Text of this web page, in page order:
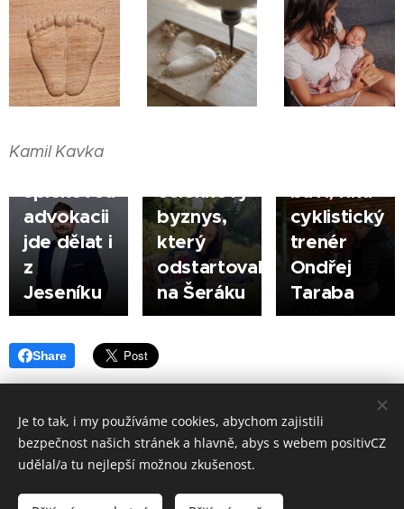
Kamil Kavka
03.08.2026
Filip
Novotný:
špičkovou
advokacii
jde dělat i
z
Jeseníku
23.07.2026
JESENÍK |
Lenka
Kurečková
čelenkový
byznys,
který
odstartovala
na Šeráku
jsou
skvělé,
ale
největší
výhrou je,
baví, říká
cyklistický
trenér
Ondřej
Taraba
Share
Made in positivCZ © 2026. Všechna práva vyhrazena.
Provozuje: Kamil Kavka, Kalvodova 1405/3, 790 01 Jeseník, IČ: 699 98
833.
Je to tak, i my používáme cookies, abychom zajistili
bezpečnost našich stránek a hlavně, abys s webem positivCZ
udělal/a tu nejlepší možnou zkušenost.